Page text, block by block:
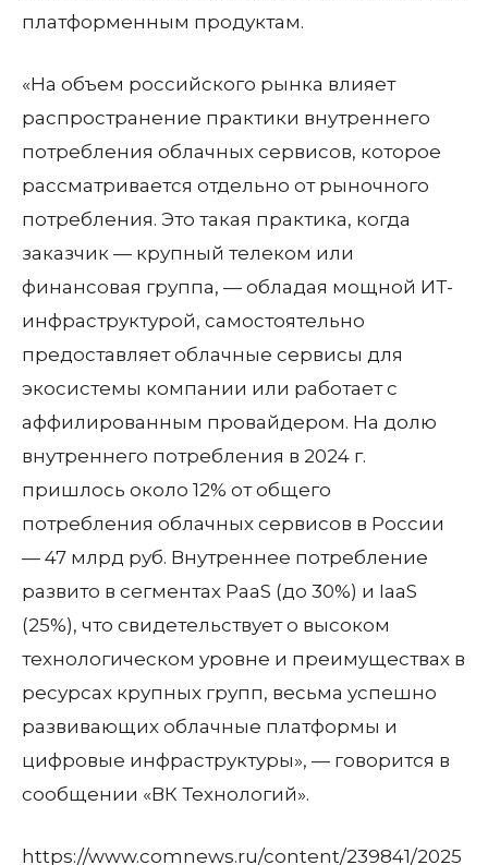
платформенным продуктам.
«На объем российского рынка влияет
распространение практики внутреннего
потребления облачных сервисов, которое
рассматривается отдельно от рыночного
потребления. Это такая практика, когда
заказчик — крупный телеком или
финансовая группа, — обладая мощной ИТ-
инфраструктурой, самостоятельно
предоставляет облачные сервисы для
экосистемы компании или работает с
аффилированным провайдером. На долю
внутреннего потребления в 2024 г.
пришлось около 12% от общего
потребления облачных сервисов в России
— 47 млрд руб. Внутреннее потребление
развито в сегментах PaaS (до 30%) и IaaS
(25%), что свидетельствует о высоком
технологическом уровне и преимуществах в
ресурсах крупных групп, весьма успешно
развивающих облачные платформы и
цифровые инфраструктуры», — говорится в
сообщении «ВК Технологий».
https://www.comnews.ru/content/239841/2025